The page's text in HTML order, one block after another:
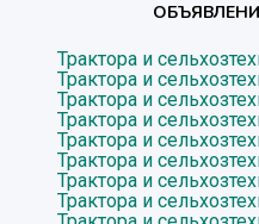
Трактора и
Трактора и
Трактора и
Трактора и
Трактора и
Трактора и
Трактора и
Трактора и